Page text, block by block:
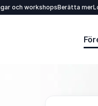
och workshopsBerätta mer